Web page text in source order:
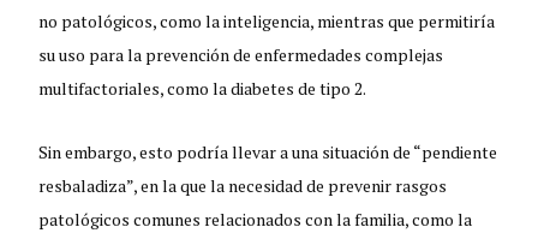
no patológicos, como la inteligencia, mientras que permitiría
su uso para la prevención de enfermedades complejas
multifactoriales, como la diabetes de tipo 2.
Sin embargo, esto podría llevar a una situación de “pendiente
resbaladiza”, en la que la necesidad de prevenir rasgos
patológicos comunes relacionados con la familia, como la